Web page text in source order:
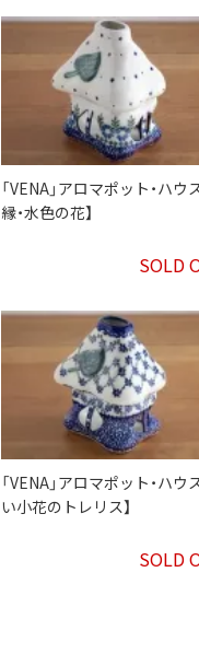
「VENA」アロマポット・ハウ
縁・水色の花】
SOLD
「VENA」アロマポット・ハウ
い小花のトレリス】
SOLD